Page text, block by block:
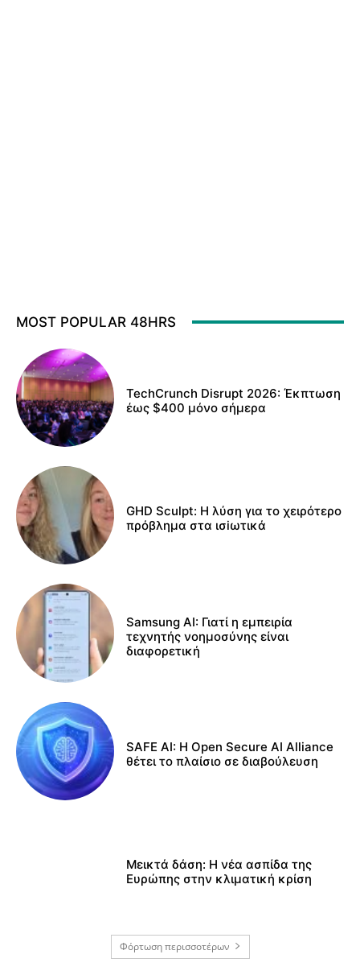
MOST POPULAR 48HRS
TechCrunch Disrupt 2026: Έκπτωση
έως $400 μόνο σήμερα
GHD Sculpt: Η λύση για το χειρότερο
πρόβλημα στα ισiωτικά
Samsung AI: Γιατί η εμπειρία
τεχνητής νοημοσύνης είναι
διαφορετική
SAFE AI: Η Open Secure AI Alliance
θέτει το πλαίσιο σε διαβούλευση
Μεικτά δάση: Η νέα ασπίδα της
Ευρώπης στην κλιματική κρίση
Φόρτωση περισσοτέρων